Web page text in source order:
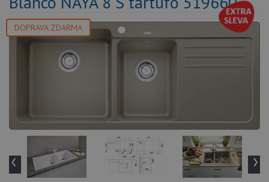
DOPRAVA ZDARMA
‹ ›